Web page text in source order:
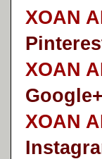
XOAN
XOAN
Google+
XOAN
I